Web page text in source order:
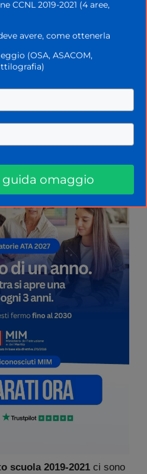
2019-21:
precari
scuola 2019-2021 ci sono
CCNL 2019-2021 (4 aree,
avere, come ottenerla
(OSA, ASACOM,
guida omaggio